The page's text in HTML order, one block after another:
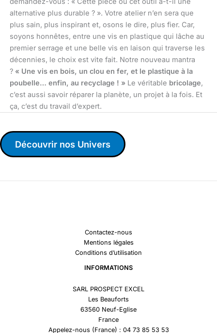
alternative plus durable ? ». Votre atelier n’en sera que
plus sain, plus inspirant et, osons le dire, plus fier. Car,
soyons honnêtes, entre une vis en plastique qui lâche au
premier serrage et une belle vis en laison qui traverse les
décennies, le choix est vite fait. Notre nouveau mantra
? « Une vis en bois, un clou en fer, et le plastique à la
poubelle… enfin, au recyclage ! » Le véritable bricolage,
c’est aussi savoir réparer la planète, un projet à la fois. Et
ça, c’est du travail d’expert.
Découvrir nos Univers
Contactez-nous
Mentions légales
Conditions d’utilisation
INFORMATIONS
SARL PROSPECT EXCEL
Les Beauforts
63560 Neuf-Eglise
France
Appelez-nous (France) : 04 73 85 53 53